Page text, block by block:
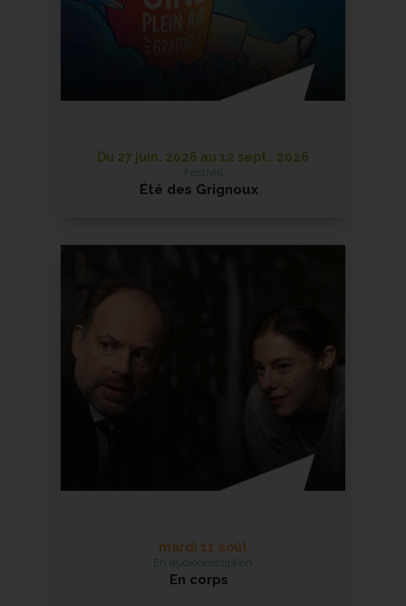
Du 27 juin. 2026 au 12 sept.. 2026
Festival
Été des Grignoux
mardi 11 août
En audiodescription
En corps